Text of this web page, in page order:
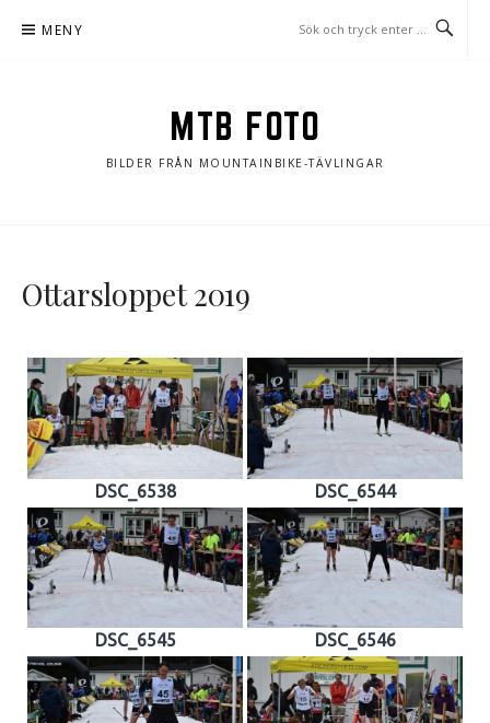
MENY
MTB FOTO
BILDER FRÅN MOUNTAINBIKE-TÄVLINGAR
Ottarsloppet 2019
DSC_6538 DSC_6544
DSC_6545 DSC_6546